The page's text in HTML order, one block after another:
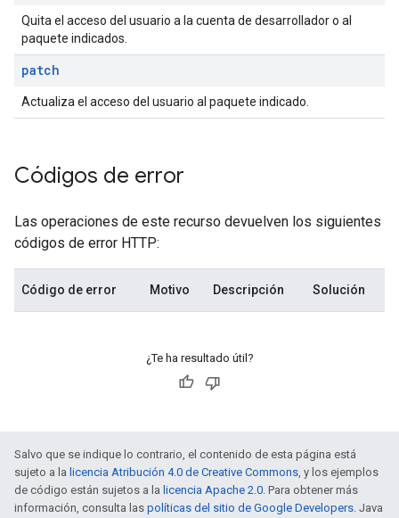
Quita el acceso del usuario a la cuenta de desarrollador o al
paquete indicados.
patch
Actualiza el acceso del usuario al paquete indicado.
Códigos de error
Las operaciones de este recurso devuelven los siguientes
códigos de error HTTP:
Código de error Motivo Descripción Solución
¿Te ha resultado útil?
Salvo que se indique lo contrario, el contenido de esta página está
sujeto a la licencia Atribución 4.0 de Creative Commons, y los ejemplos
de código están sujetos a la licencia Apache 2.0. Para obtener más
información, consulta las políticas del sitio de Google Developers. Java